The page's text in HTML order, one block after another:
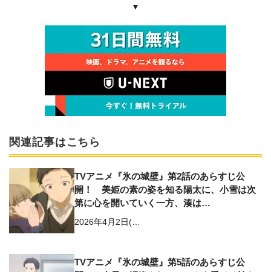
▼
関連記事はこちら
TVアニメ『氷の城壁』第2話のあらすじ公
開！ 美姫の素の姿を知る陽太に、小雪は次
第に心を開いていく一方、湊は…
2026年4月2日(…
TVアニメ『氷の城壁』第5話のあらすじ公